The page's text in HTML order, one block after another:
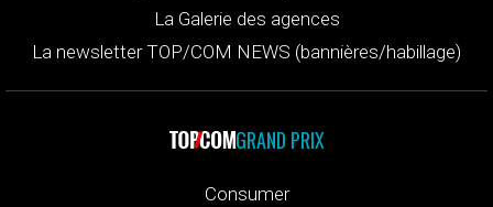
La Galerie des agences
La newsletter TOP/COM NEWS (bannières/habillage)
GRAND PRIX
Consumer